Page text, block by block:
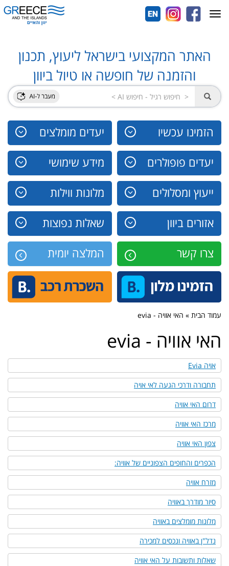
האתר המקצועי בישראל ליעוץ, תכנון
והזמנה של חופשה או טיול ביוון
הזמינו עכשיו יעדים מומלצים
יעדים פופולרים מידע שימושי
ייעוץ ומסלולים מלונות ווילות
אזורים ביוון שאלות נפוצות
צרו קשר המלצה יומית
Toggle
navigation
עמוד הבית » האי אוויה - evia
האי אוויה - evia
אויה Evia
תחבורה ודרכי הגעה לאי אויה
דרום האי אוויה
מרכז האי אוויה
צפון האי אוויה
הכפרים והחופים הצפוניים של אוויה:
מזרח אוויה
סיור מודרך באוויה
מלונות מומלצים באוויה
נדל"ן באוויה ונכסים למכירה
שאלות ותשובות על האי אוויה